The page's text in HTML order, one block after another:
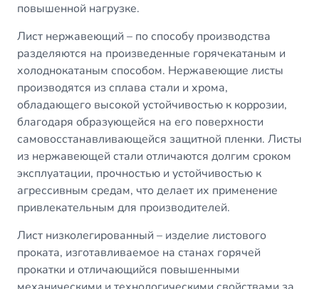
повышенной нагрузке.
Лист нержавеющий – по способу производства
разделяются на произведенные горячекатаным и
холоднокатаным способом. Нержавеющие листы
производятся из сплава стали и хрома,
обладающего высокой устойчивостью к коррозии,
благодаря образующейся на его поверхности
самовосстанавливающейся защитной пленки. Листы
из нержавеющей стали отличаются долгим сроком
эксплуатации, прочностью и устойчивостью к
агрессивным средам, что делает их применение
привлекательным для производителей.
Лист низколегированный – изделие листового
проката, изготавливаемое на станах горячей
прокатки и отличающийся повышенными